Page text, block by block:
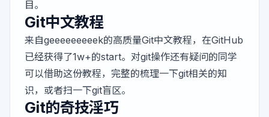
目。
Git中文教程
来自geeeeeeeeek的高质量Git中文教程，在GitHub
已经获得了1w+的start。对git操作还有疑问的同学
可以借助这份教程，完整的梳理一下git相关的知
识，或者扫一下git盲区。
Git的奇技淫巧